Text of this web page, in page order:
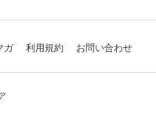
ガ 利用規約 お問い合わせ